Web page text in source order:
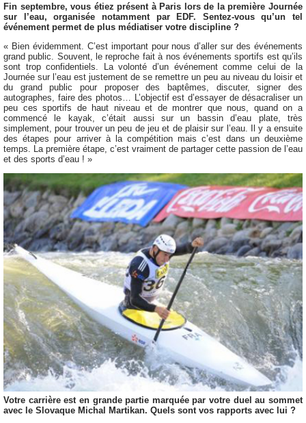
Fin septembre, vous étiez présent à Paris lors de la première Journée
sur l’eau, organisée notamment par EDF. Sentez-vous qu’un tel
événement permet de plus médiatiser votre discipline ?
« Bien évidemment. C’est important pour nous d’aller sur des événements
grand public. Souvent, le reproche fait à nos événements sportifs est qu’ils
sont trop confidentiels. La volonté d’un événement comme celui de la
Journée sur l’eau est justement de se remettre un peu au niveau du loisir et
du grand public pour proposer des baptêmes, discuter, signer des
autographes, faire des photos… L’objectif est d’essayer de désacraliser un
peu ces sportifs de haut niveau et de montrer que nous, quand on a
commencé le kayak, c’était aussi sur un bassin d’eau plate, très
simplement, pour trouver un peu de jeu et de plaisir sur l’eau. Il y a ensuite
des étapes pour arriver à la compétition mais c’est dans un deuxième
temps. La première étape, c’est vraiment de partager cette passion de l’eau
et des sports d’eau ! »
Votre carrière est en grande partie marquée par votre duel au sommet
avec le Slovaque Michal Martikan. Quels sont vos rapports avec lui ?